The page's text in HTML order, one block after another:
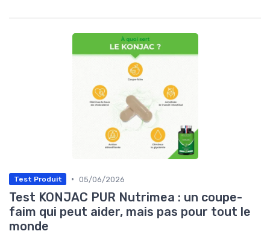
Test Produit • 05/06/2026
Test KONJAC PUR Nutrimea : un coupe-
faim qui peut aider, mais pas pour tout le
monde